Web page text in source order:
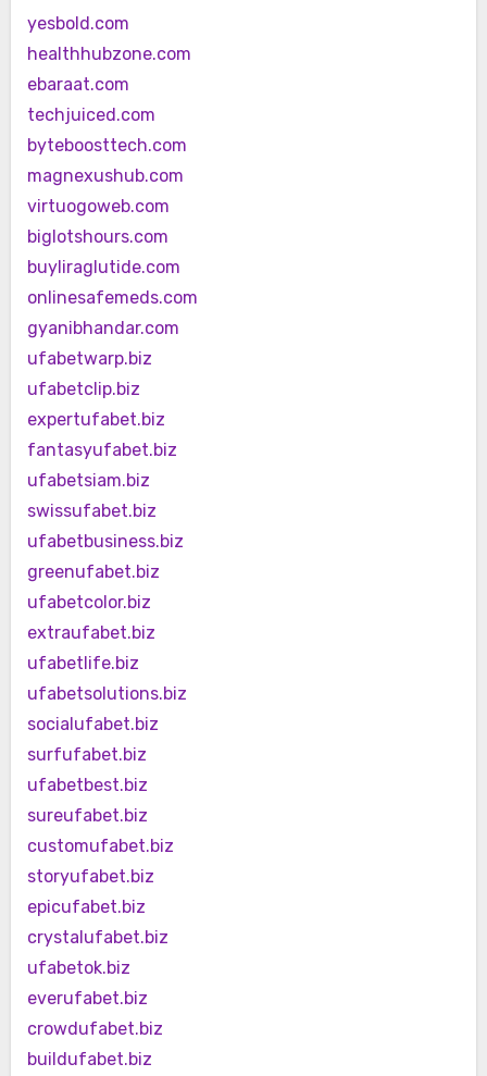
yesbold.com
healthhubzone.com
ebaraat.com
techjuiced.com
byteboosttech.com
magnexushub.com
virtuogoweb.com
biglotshours.com
buyliraglutide.com
onlinesafemeds.com
gyanibhandar.com
ufabetwarp.biz
ufabetclip.biz
expertufabet.biz
fantasyufabet.biz
ufabetsiam.biz
swissufabet.biz
ufabetbusiness.biz
greenufabet.biz
ufabetcolor.biz
extraufabet.biz
ufabetlife.biz
ufabetsolutions.biz
socialufabet.biz
surfufabet.biz
ufabetbest.biz
sureufabet.biz
customufabet.biz
storyufabet.biz
epicufabet.biz
crystalufabet.biz
ufabetok.biz
everufabet.biz
crowdufabet.biz
buildufabet.biz